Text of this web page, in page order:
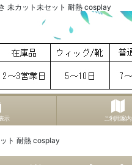
未カット未セット 耐熱 cosplay
示 ご利用案内
ト 耐熱 cosplay